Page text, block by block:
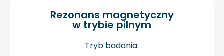
Rezonans magnetyczny
w trybie pilnym
Tryb badania: